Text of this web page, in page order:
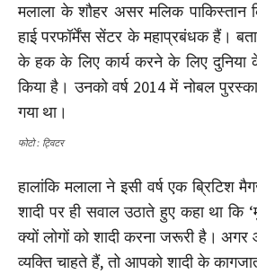
मलाला के शौहर असर मलिक पाकिस्तान
हाई परफॉर्मेंस सेंटर के महाप्रबंधक हैं।
के हक के लिए कार्य करने के लिए दुनिया
किया है। उनको वर्ष 2014 में नोबल
गया था।
फोटो : ट्विटर
हालांकि मलाला ने इसी वर्ष एक ब्रिटिश
शादी पर ही सवाल उठाते हुए कहा था
क्यों लोगों को शादी करना जरूरी है।
व्यक्ति चाहते हैं, तो आपको शादी के